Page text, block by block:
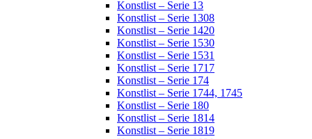
Konstlist – Serie 13
Konstlist – Serie 1308
Konstlist – Serie 1420
Konstlist – Serie 1530
Konstlist – Serie 1531
Konstlist – Serie 1717
Konstlist – Serie 174
Konstlist – Serie 1744, 1745
Konstlist – Serie 180
Konstlist – Serie 1814
Konstlist – Serie 1819